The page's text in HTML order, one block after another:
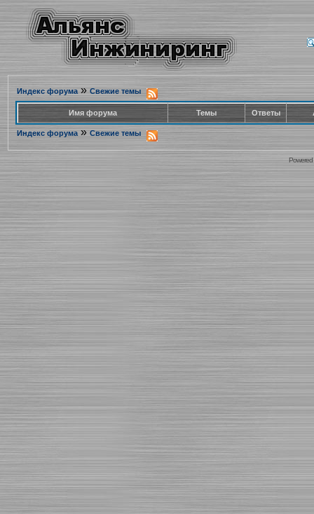
Индекс форума» Свежие темы
Имя форума Темы Ответы
Индекс форума » Свежие темы